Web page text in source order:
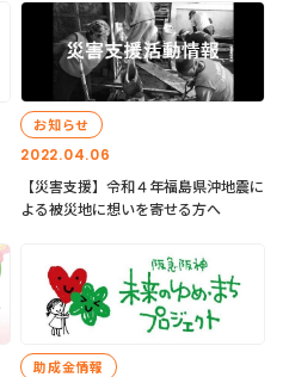
2022.04.06
お知らせ
【災害支援】令和４年福島県沖地震に
よる被災地に想いを寄せる方へ
助成金情報